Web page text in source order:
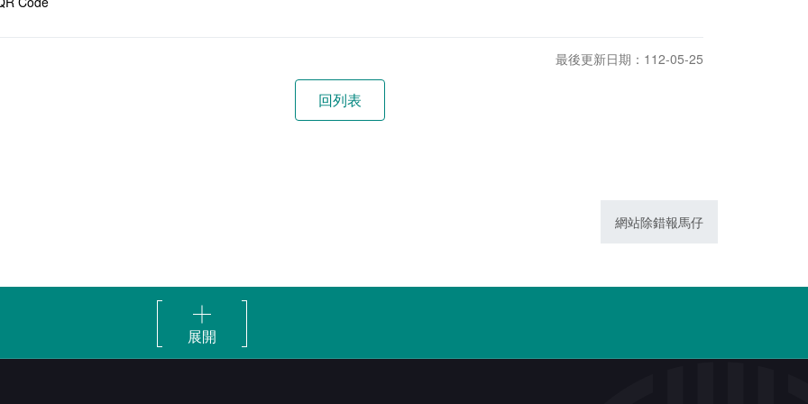
最後更新日期：112-05-25
網站除錯報馬仔
展開